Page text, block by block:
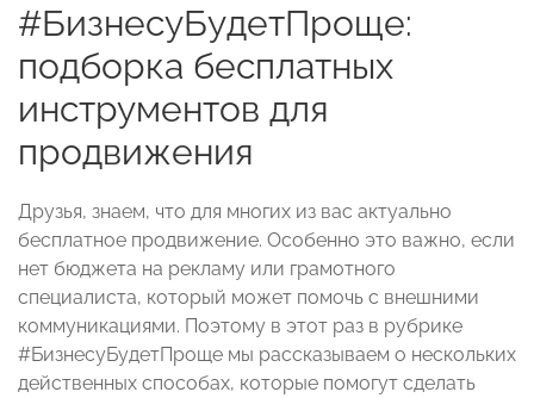
#БизнесуБудетПроще:
подборка бесплатных
инструментов для
продвижения
Друзья, знаем, что для многих из вас актуально
бесплатное продвижение. Особенно это важно, если
нет бюджета на рекламу или грамотного
специалиста, который может помочь с внешними
коммуникациями. Поэтому в этот раз в рубрике
#БизнесуБудетПроще мы рассказываем о нескольких
действенных способах, которые помогут сделать